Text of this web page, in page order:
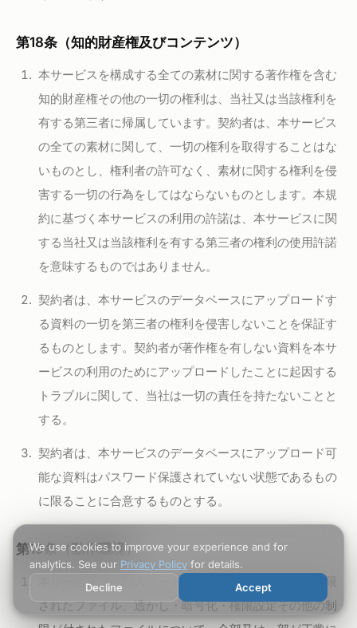
第18条（知的財産権及びコンテンツ）
本サービスを構成する全ての素材に関する著作権を含む
知的財産権その他の一切の権利は、当社又は当該権利を
有する第三者に帰属しています。契約者は、本サービス
の全ての素材に関して、一切の権利を取得することはな
いものとし、権利者の許可なく、素材に関する権利を侵
害する一切の行為をしてはならないものとします。本規
約に基づく本サービスの利用の許諾は、本サービスに関
する当社又は当該権利を有する第三者の権利の使用許諾
を意味するものではありません。
契約者は、本サービスのデータベースにアップロードす
る資料の一切を第三者の権利を侵害しないことを保証す
るものとします。契約者が著作権を有しない資料を本サ
ービスの利用のためにアップロードしたことに起因する
トラブルに関して、当社は一切の責任を持たないことと
する。
契約者は、本サービスのデータベースにアップロード可
能な資料はパスワード保護されていない状態であるもの
に限ることに合意するものとする。
第19条（動作環境）
本サービスは、パスワード等により閲覧又は解析が制限
されたファイル、透かし・暗号化・権限設定その他の制
We use cookies to improve your experience and for
analytics. See our Privacy Policy for details.
Decline
Accept